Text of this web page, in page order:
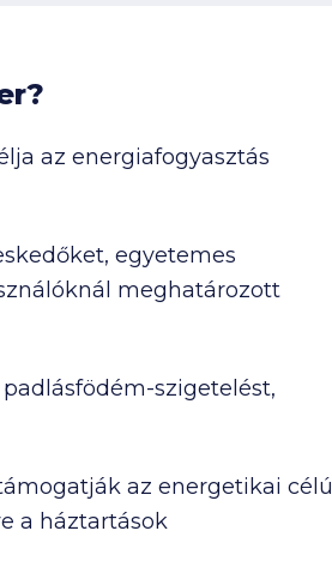
az energiafogyasztás
egyetemes
meghatározott
szigetelést,
az energetikai célú
a háztartások